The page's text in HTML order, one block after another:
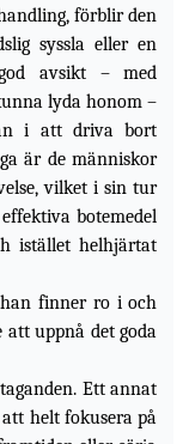
förblir den
syssla eller en
avsikt – med
lyda honom –
i att driva bort
är de människor
vilket i sin tur
botemedel
istället helhjärtat
han finner ro i och
att uppnå det goda
Ett annat
helt fokusera på